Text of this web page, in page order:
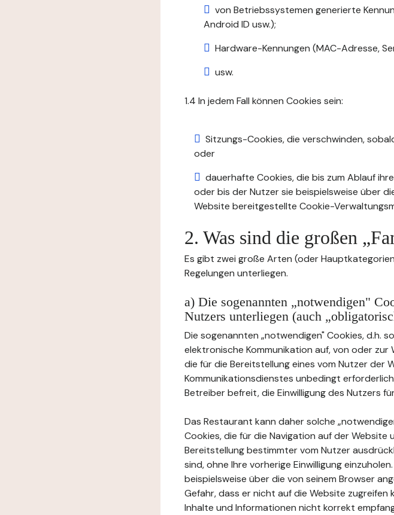
von Betriebssystemen generierte
Android ID usw.);
Hardware-Kennungen (MAC-Adresse,
usw.
1.4 In jedem Fall können Cookies sein:
Sitzungs-Cookies, die verschwinden,
oder
dauerhafte Cookies, die bis zum Ablauf
oder bis der Nutzer sie beispielsweise über
Website bereitgestellte Cookie-
2. Was sind die großen
Es gibt zwei große Arten (oder
Regelungen unterliegen.
a) Die sogenannten „notwendigen"
Nutzers unterliegen (auch
Die sogenannten „notwendigen" Cookies, d.h.
elektronische Kommunikation auf, von oder
die für die Bereitstellung eines vom Nutzer der
Kommunikationsdienstes unbedingt
Betreiber befreit, die Einwilligung des Nutzers
Das Restaurant kann daher solche
Cookies, die für die Navigation auf der Website
Bereitstellung bestimmter vom Nutzer
sind, ohne Ihre vorherige Einwilligung
beispielsweise über die von seinem Browser
Gefahr, dass er nicht auf die Website
Inhalte und Informationen nicht korrekt